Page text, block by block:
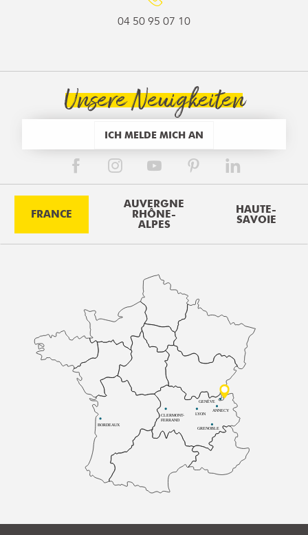
04 50 95 07 10
Unsere Neuigkeiten
ICH MELDE MICH AN
FRANCE
AUVERGNE
RHÔNE-
ALPES
HAUTE-
SAVOIE
BORDEAUX
CLERMONT-
FERRAND
LYON
ANNECY
GRENOBLE
GENÈVE